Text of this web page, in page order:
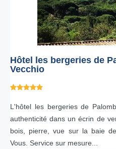
Hôtel les bergeries de
Vecchio
L'hôtel les bergeries de
authenticité dans un écrin de
bois, pierre, vue sur la baie
Vous. Service sur mesure...